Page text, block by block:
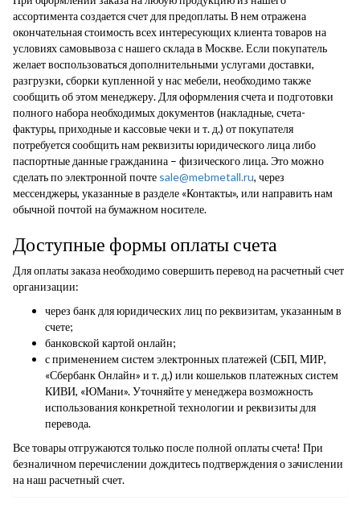
ассортимента создается счет для предоплаты. В нем отражена
окончательная стоимость всех интересующих клиента товаров на
условиях самовывоза с нашего склада в Москве. Если покупатель
желает воспользоваться дополнительными услугами доставки,
разгрузки, сборки купленной у нас мебели, необходимо также
сообщить об этом менеджеру. Для оформления счета и подготовки
полного набора необходимых документов (накладные, счета-
фактуры, приходные и кассовые чеки и т. д.) от покупателя
потребуется сообщить нам реквизиты юридического лица либо
паспортные данные гражданина – физического лица. Это можно
сделать по электронной почте sale@mebmetall.ru, через
мессенджеры, указанные в разделе «Контакты», или направить нам
обычной почтой на бумажном носителе.
Доступные формы оплаты счета
Для оплаты заказа необходимо совершить перевод на расчетный счет
организации:
через банк для юридических лиц по реквизитам, указанным в
счете;
банковской картой онлайн;
с применением систем электронных платежей (СБП, МИР,
«Сбербанк Онлайн» и т. д.) или кошельков платежных систем
КИВИ, «ЮМани». Уточняйте у менеджера возможность
использования конкретной технологии и реквизиты для
перевода.
Все товары отгружаются только после полной оплаты счета! При
безналичном перечислении дождитесь подтверждения о зачислении
на наш расчетный счет.